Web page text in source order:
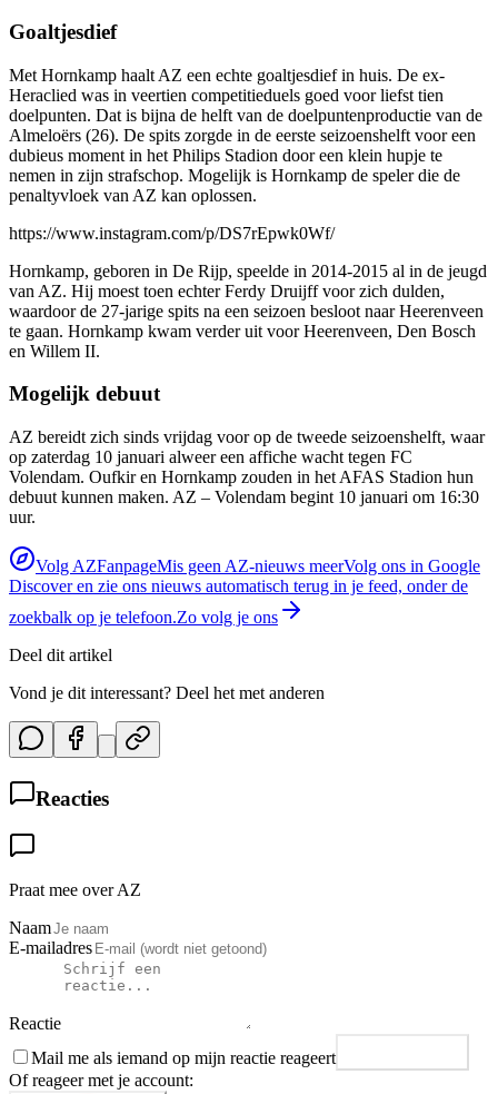
Goaltjesdief
Met Hornkamp haalt AZ een echte goaltjesdief in huis. De ex-
Heraclied was in veertien competitieduels goed voor liefst tien
doelpunten. Dat is bijna de helft van de doelpuntenproductie van de
Almeloërs (26). De spits zorgde in de eerste seizoenshelft voor een
dubieus moment in het Philips Stadion door een klein hupje te
nemen in zijn strafschop. Mogelijk is Hornkamp de speler die de
penaltyvloek van AZ kan oplossen.
https://www.instagram.com/p/DS7rEpwk0Wf/
Hornkamp, geboren in De Rijp, speelde in 2014-2015 al in de jeugd
van AZ. Hij moest toen echter Ferdy Druijff voor zich dulden,
waardoor de 27-jarige spits na een seizoen besloot naar Heerenveen
te gaan. Hornkamp kwam verder uit voor Heerenveen, Den Bosch
en Willem II.
Mogelijk debuut
AZ bereidt zich sinds vrijdag voor op de tweede seizoenshelft, waar
op zaterdag 10 januari alweer een affiche wacht tegen FC
Volendam. Oufkir en Hornkamp zouden in het AFAS Stadion hun
debuut kunnen maken. AZ – Volendam begint 10 januari om 16:30
uur.
Volg AZFanpageMis geen AZ-nieuws meerVolg ons in Google
Discover en zie ons nieuws automatisch terug in je feed, onder de
zoekbalk op je telefoon.Zo volg je ons
Deel dit artikel
Vond je dit interessant? Deel het met anderen
Reacties
Praat mee over AZ
Naam
E-mailadres
Reactie
Mail me als iemand op mijn reactie reageert
Of reageer met je account: